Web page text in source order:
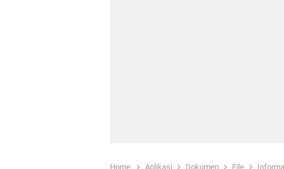
Program Inpassing
Home Aplikasi Dokumen File